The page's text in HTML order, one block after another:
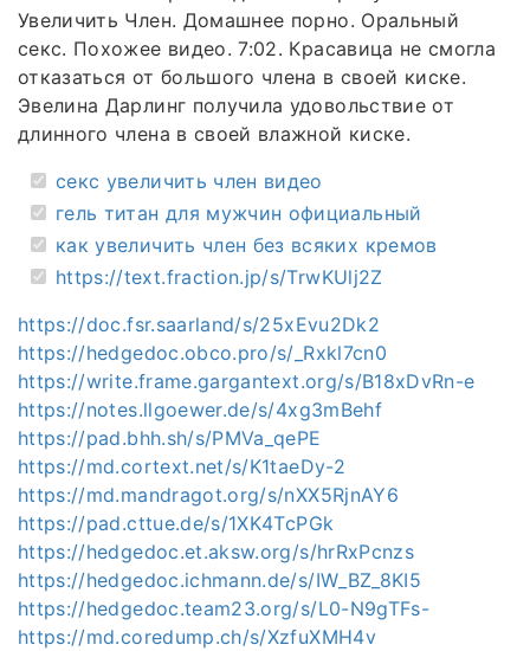
Увеличить Член. Домашнее порно. Оральный
секс. Похожее видео. 7:02. Красавица не смогла
отказаться от большого члена в своей киске.
Эвелина Дарлинг получила удовольствие от
длинного члена в своей влажной киске.
секс увеличить член видео
гель титан для мужчин официальный
как увеличить член без всяких кремов
https://text.fraction.jp/s/TrwKUlj2Z
https://doc.fsr.saarland/s/25xEvu2Dk2
https://hedgedoc.obco.pro/s/_Rxkl7cn0
https://write.frame.gargantext.org/s/B18xDvRn-e
https://notes.llgoewer.de/s/4xg3mBehf
https://pad.bhh.sh/s/PMVa_qePE
https://md.cortext.net/s/K1taeDy-2
https://md.mandragot.org/s/nXX5RjnAY6
https://pad.cttue.de/s/1XK4TcPGk
https://hedgedoc.et.aksw.org/s/hrRxPcnzs
https://hedgedoc.ichmann.de/s/IW_BZ_8KI5
https://hedgedoc.team23.org/s/L0-N9gTFs-
https://md.coredump.ch/s/XzfuXMH4v